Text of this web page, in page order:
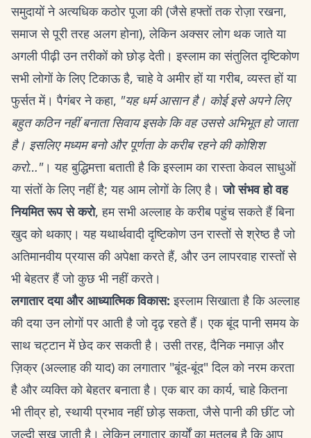
समुदायों ने अत्यधिक कठोर पूजा की (जैसे हफ्तों तक रोज़ा रखना,
समाज से पूरी तरह अलग होना), लेकिन अक्सर लोग थक जाते या
अगली पीढ़ी उन तरीकों को छोड़ देती। इस्लाम का संतुलित दृष्टिकोण
सभी लोगों के लिए टिकाऊ है, चाहे वे अमीर हों या गरीब, व्यस्त हों या
फुर्सत में। पैगंबर ने कहा, "यह धर्म आसान है। कोई इसे अपने लिए
बहुत कठिन नहीं बनाता सिवाय इसके कि वह उससे अभिभूत हो जाता
है। इसलिए मध्यम बनो और पूर्णता के करीब रहने की कोशिश
करो…"। यह बुद्धिमत्ता बताती है कि इस्लाम का रास्ता केवल साधुओं
या संतों के लिए नहीं है; यह आम लोगों के लिए है।जो संभव हो वह
नियमित रूप से करो, हम सभी अल्लाह के करीब पहुंच सकते हैं बिना
खुद को थकाए। यह यथार्थवादी दृष्टिकोण उन रास्तों से श्रेष्ठ है जो
अतिमानवीय प्रयास की अपेक्षा करते हैं, और उन लापरवाह रास्तों से
भी बेहतर हैं जो कुछ भी नहीं करते।
लगातार दया और आध्यात्मिक विकास: इस्लाम सिखाता है कि अल्लाह
की दया उन लोगों पर आती है जो दृढ़ रहते हैं। एक बूंद पानी समय के
साथ चट्टान में छेद कर सकती है। उसी तरह, दैनिक नमाज़ और
ज़िक्र (अल्लाह की याद) का लगातार "बूंद-बूंद" दिल को नरम करता
है और व्यक्ति को बेहतर बनाता है। एक बार का कार्य, चाहे कितना
भी तीव्र हो, स्थायी प्रभाव नहीं छोड़ सकता, जैसे पानी की छींट जो
जल्दी सूख जाती है। लेकिन लगातार कार्यों का मतलब है कि आप